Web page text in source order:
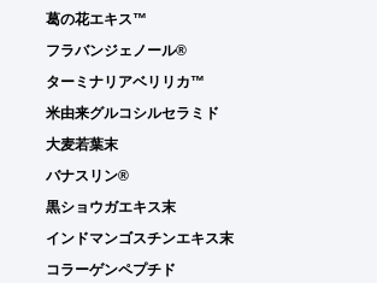
葛の花エキス™
フラバンジェノール®
ターミナリアベリリカ™
米由来グルコシルセラミド
大麦若葉末
バナスリン®
黒ショウガエキス末
インドマンゴスチンエキス末
コラーゲンペプチド